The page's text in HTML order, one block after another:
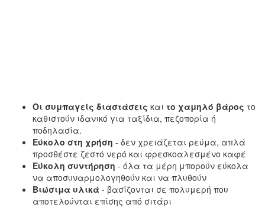
Οι συμπαγείς διαστάσεις και το χαμηλό βάρος το
καθιστούν ιδανικό για ταξίδια, πεζοπορία ή
ποδηλασία.
Εύκολο στη χρήση - δεν χρειάζεται ρεύμα, απλά
προσθέστε ζεστό νερό και φρεσκοαλεσμένο καφέ
Εύκολη συντήρηση - όλα τα μέρη μπορούν εύκολα
να αποσυναρμολογηθούν και να πλυθούν
Βιώσιμα υλικά - βασίζονται σε πολυμερή που
αποτελούνται επίσης από σιτάρι